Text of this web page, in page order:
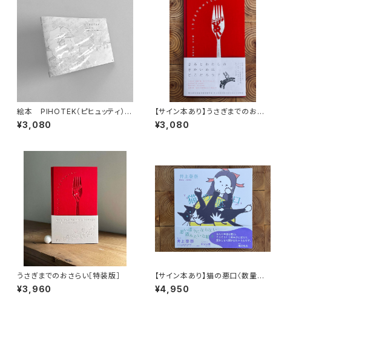
絵本 PIHOTEK（ピヒュッティ）
北極を風と歩く
¥3,080
【サイン本あり】うさぎまでのおさ
らい［通常版］
¥3,080
うさぎまでのおさらい［特装版］
¥3,960
【サイン本あり】猫の悪口〈数量限
定・オリジナルトート付き〉
¥4,950